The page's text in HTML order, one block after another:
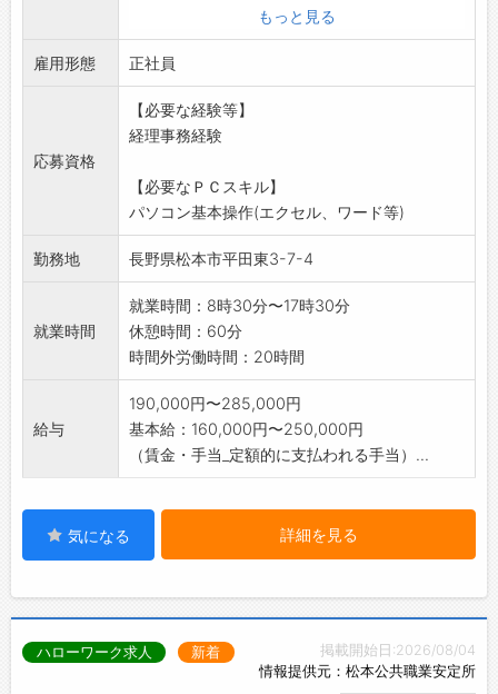
※パソコン基本操作(エクセル、ワード等)を使用
します。
*応募する方は、ハローワーク紹介状をお持ち下
さい。
「変更範囲:会社の定める業務」
もっと見る
雇用形態 正社員
応募資格
【必要な経験等】
経理事務経験
【必要なＰＣスキル】
パソコン基本操作(エクセル、ワード等)
勤務地 長野県松本市平田東3-7-4
就業時間
就業時間：8時30分〜17時30分
休憩時間：60分
時間外労働時間：20時間
給与
190,000円〜285,000円
基本給：160,000円〜250,000円
（賃金・手当_定額的に支払われる手当）...
気になる 詳細を見る
掲載開始日:2026/08/04
情報提供元：松本公共職業安定所
ハローワーク求人 新着